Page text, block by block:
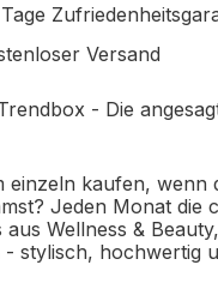
Versand
- Die
einzeln kaufen, wenn
Jeden Monat die
aus Wellness &
- stylisch, hochwertig